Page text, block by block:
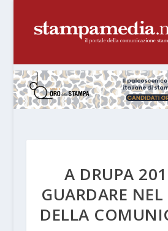
A DRUPA
GUARDARE
DELLA